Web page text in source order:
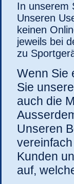
In unserem
Unseren
keinen
jeweils bei
zu
Wenn Sie
Sie
auch die
Unseren
Kunden
auf,